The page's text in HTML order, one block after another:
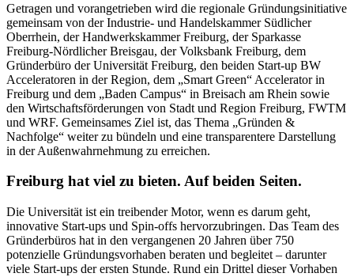
Getragen und vorangetrieben wird die regionale Gründungsinitiative
gemeinsam von der Industrie- und Handelskammer Südlicher
Oberrhein, der Handwerkskammer Freiburg, der Sparkasse
Freiburg-Nördlicher Breisgau, der Volksbank Freiburg, dem
Gründerbüro der Universität Freiburg, den beiden Start-up BW
Acceleratoren in der Region, dem „Smart Green“ Accelerator in
Freiburg und dem „Baden Campus“ in Breisach am Rhein sowie
den Wirtschaftsförderungen von Stadt und Region Freiburg, FWTM
und WRF. Gemeinsames Ziel ist, das Thema „Gründen &
Nachfolge“ weiter zu bündeln und eine transparentere Darstellung
in der Außenwahrnehmung zu erreichen.
Freiburg hat viel zu bieten. Auf beiden Seiten.
Die Universität ist ein treibender Motor, wenn es darum geht,
innovative Start-ups und Spin-offs hervorzubringen. Das Team des
Gründerbüros hat in den vergangenen 20 Jahren über 750
potenzielle Gründungsvorhaben beraten und begleitet – darunter
viele Start-ups der ersten Stunde. Rund ein Drittel dieser Vorhaben